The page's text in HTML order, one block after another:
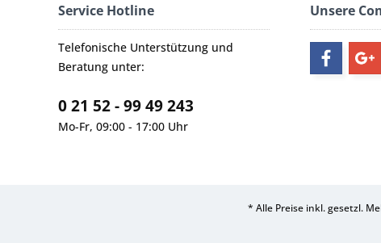
Service Hotline
Telefonische Unterstützung und
Beratung unter:
0 21 52 - 99 49 243
Mo-Fr, 09:00 - 17:00 Uhr
Unsere
* Alle Preise inkl. gesetzl.